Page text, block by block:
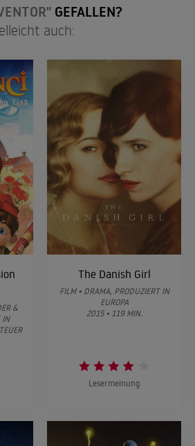
GEFALLEN?
auch:
&
IN
The Danish Girl
FILM • DRAMA, PRODUZIERT IN
EUROPA
2015 • 119 MIN.
Lesermeinung